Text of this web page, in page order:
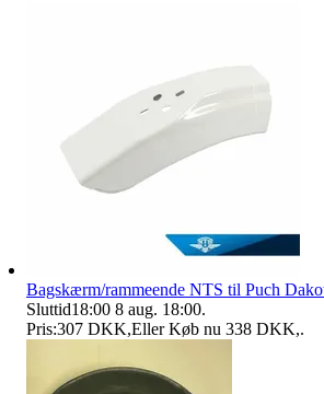
Bagskærm/rammeende NTS til Puch
Sluttid18:00 8 aug. 18:00.
Pris:307 DKK,Eller Køb nu 338 DKK,.